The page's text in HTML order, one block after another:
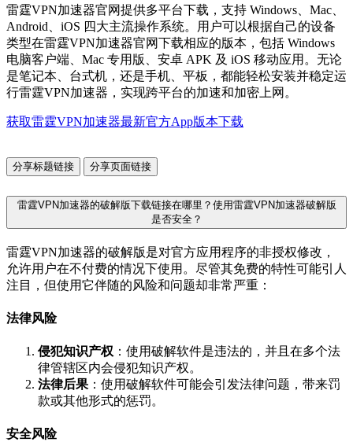
雷霆VPN加速器官网提供多平台下载，支持 Windows、Mac、
Android、iOS 四大主流操作系统。用户可以根据自己的设备
类型在雷霆VPN加速器官网下载相应的版本，包括 Windows
电脑客户端、Mac 专用版、安卓 APK 及 iOS 移动应用。无论
是笔记本、台式机，还是手机、平板，都能轻松安装并稳定运
行雷霆VPN加速器，实现跨平台的加速和加密上网。
获取雷霆VPN加速器最新官方App版本下载
分享标题链接 分享页面链接
雷霆VPN加速器的破解版下载链接在哪里？使用雷霆VPN加速器破解版
是否安全？
雷霆VPN加速器的破解版是对官方应用程序的非授权修改，
允许用户在不付费的情况下使用。尽管其免费的特性可能引人
注目，但使用它伴随的风险和问题却非常严重：
法律风险
侵犯知识产权 ：使用破解软件是违法的，并且在多个法
律管辖区内会侵犯知识产权。
法律后果 ：使用破解软件可能会引发法律问题，带来罚
款或其他形式的惩罚。
安全风险